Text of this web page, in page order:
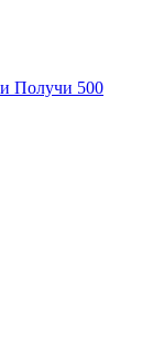
Получи 500